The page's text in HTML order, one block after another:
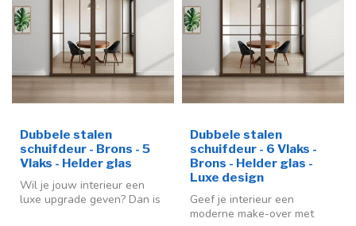
Dubbele stalen
schuifdeur - Brons - 5
Vlaks - Helder glas
Wil je jouw interieur een
luxe upgrade geven? Dan is
Dubbele stalen
schuifdeur - 6 Vlaks -
Brons - Helder glas -
Luxe design
Geef je interieur een
moderne make-over met